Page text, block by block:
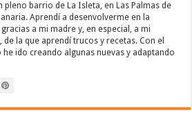
pleno barrio de La Isleta, en Las Palmas de
Aprendí a desenvolverme en la
a mi madre y, en especial, a mi
de la que aprendí trucos y recetas. Con el
he ido creando algunas nuevas y adaptando